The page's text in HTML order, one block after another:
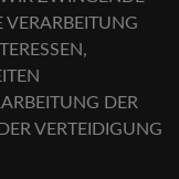
DER
VERTEIDIGUNG